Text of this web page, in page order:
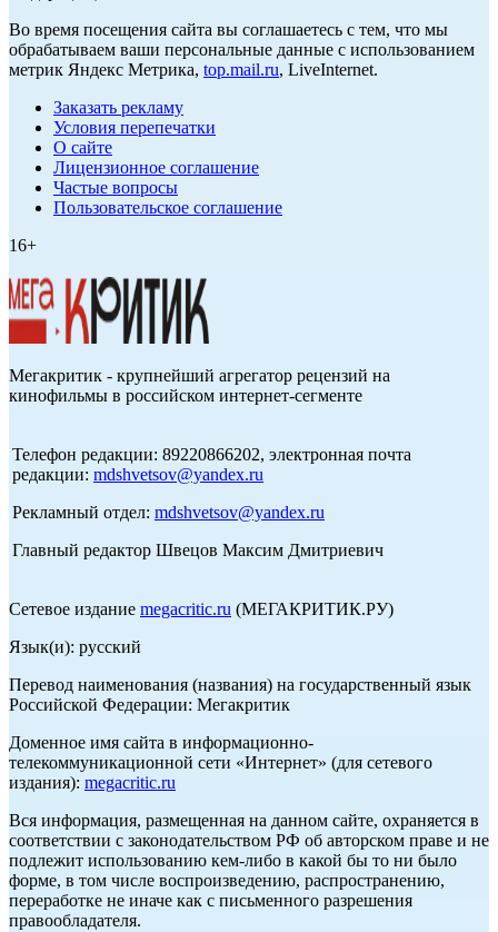
Во время посещения сайта вы соглашаетесь с тем, что мы
обрабатываем ваши персональные данные с использованием
метрик Яндекс Метрика, top.mail.ru, LiveInternet.
Заказать рекламу
Условия перепечатки
О сайте
Лицензионное соглашение
Частые вопросы
Пользовательское соглашение
16+
Мегакритик - крупнейший агрегатор рецензий на
кинофильмы в российском интернет-сегменте
Телефон редакции: 89220866202, электронная почта
редакции: mdshvetsov@yandex.ru
Рекламный отдел: mdshvetsov@yandex.ru
Главный редактор Швецов Максим Дмитриевич
Сетевое издание megacritic.ru (МЕГАКРИТИК.РУ)
Язык(и): русский
Перевод наименования (названия) на государственный язык
Российской Федерации: Мегакритик
Доменное имя сайта в информационно-
телекоммуникационной сети «Интернет» (для сетевого
издания): megacritic.ru
Вся информация, размещенная на данном сайте, охраняется в
соответствии с законодательством РФ об авторском праве и не
подлежит использованию кем-либо в какой бы то ни было
форме, в том числе воспроизведению, распространению,
переработке не иначе как с письменного разрешения
правообладателя.